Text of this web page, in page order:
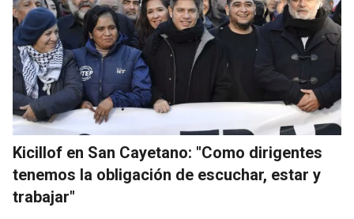
Kicillof en San Cayetano: "Como dirigentes
tenemos la obligación de escuchar, estar y
trabajar"